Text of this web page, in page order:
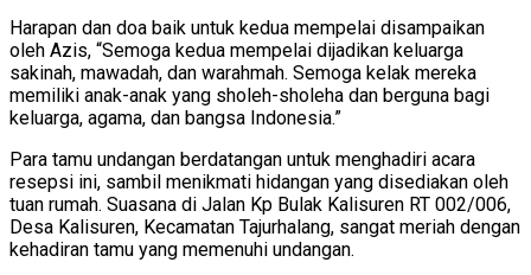
Harapan dan doa baik untuk kedua mempelai disampaikan
oleh Azis, “Semoga kedua mempelai dijadikan keluarga
sakinah, mawadah, dan warahmah. Semoga kelak mereka
memiliki anak-anak yang sholeh-sholeha dan berguna bagi
keluarga, agama, dan bangsa Indonesia.”
Para tamu undangan berdatangan untuk menghadiri acara
resepsi ini, sambil menikmati hidangan yang disediakan oleh
tuan rumah. Suasana di Jalan Kp Bulak Kalisuren RT 002/006,
Desa Kalisuren, Kecamatan Tajurhalang, sangat meriah dengan
kehadiran tamu yang memenuhi undangan.